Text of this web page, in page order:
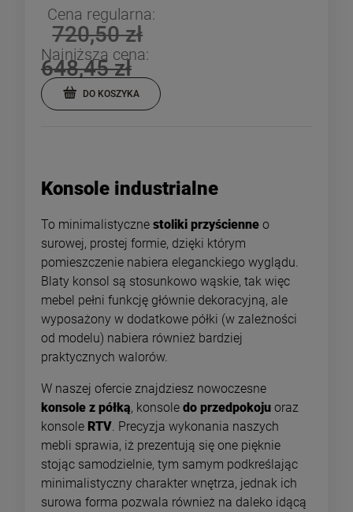
Cena regularna:
720,50 zł
Najniższa cena:
648,45 zł
DO KOSZYKA
Konsole industrialne
To minimalistyczne stoliki przyścienne o
surowej, prostej formie, dzięki którym
pomieszczenie nabiera eleganckiego wyglądu.
Blaty konsol są stosunkowo wąskie, tak więc
mebel pełni funkcję głównie dekoracyjną, ale
wyposażony w dodatkowe półki (w zależności
od modelu) nabiera również bardziej
praktycznych walorów.
W naszej ofercie znajdziesz nowoczesne
konsole z półką, konsole do przedpokoju oraz
konsole RTV. Precyzja wykonania naszych
mebli sprawia, iż prezentują się one pięknie
stojąc samodzielnie, tym samym podkreślając
minimalistyczny charakter wnętrza, jednak ich
surowa forma pozwala również na daleko idącą